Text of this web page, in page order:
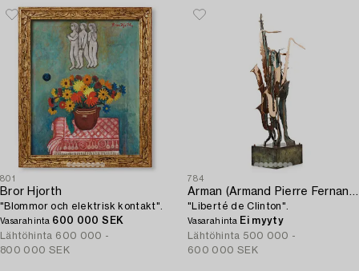
801
Bror Hjorth
"Blommor och elektrisk kontakt".
Vasarahinta 600 000 SEK
Lähtöhinta 600 000 -
800 000 SEK
784
Arman (Armand Pierre Fernandez)
"Liberté de Clinton".
Vasarahinta Ei myyty
Lähtöhinta 500 000 -
600 000 SEK